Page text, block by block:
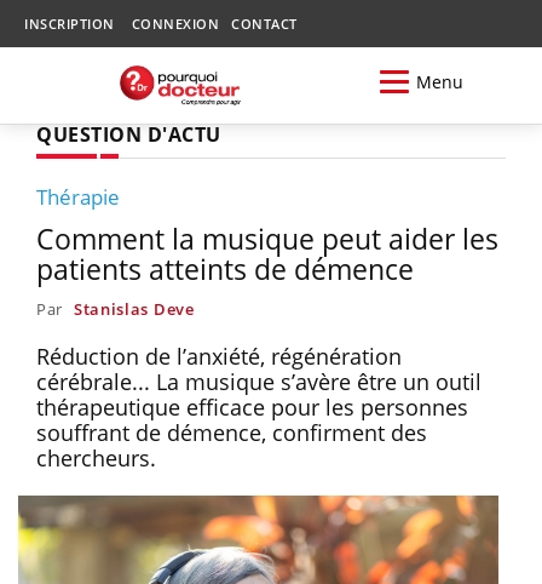
INSCRIPTION CONNEXION CONTACT
Menu
QUESTION D'ACTU
Thérapie
Comment la musique peut aider les
patients atteints de démence
Par Stanislas Deve
Réduction de l’anxiété, régénération
cérébrale... La musique s’avère être un outil
thérapeutique efficace pour les personnes
souffrant de démence, confirment des
chercheurs.